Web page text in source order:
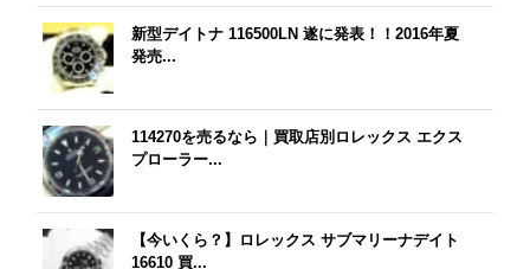
新型デイトナ 116500LN 遂に発表！！2016年夏
発売...
114270を売るなら｜買取店別ロレックス エクス
プローラー...
【今いくら？】ロレックス サブマリーナデイト
16610 買...